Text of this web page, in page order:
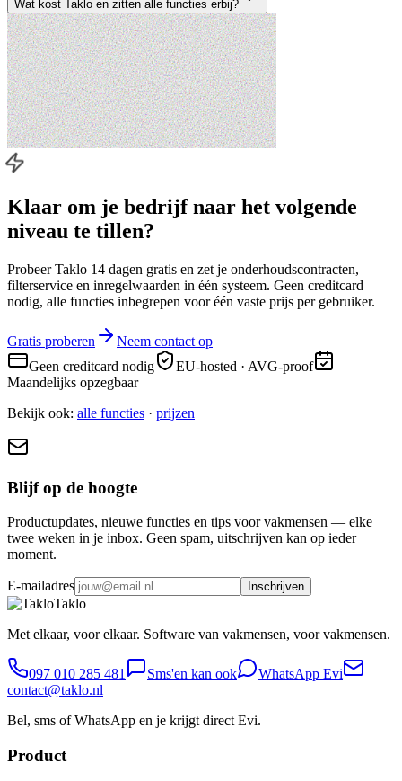
Wat kost Taklo en zitten alle functies erbij?
Klaar om je bedrijf naar het volgende
niveau te tillen?
Probeer Taklo 14 dagen gratis en zet je onderhoudscontracten,
filterservice en inregelwaarden in één systeem. Geen creditcard
nodig, alle functies inbegrepen voor één vaste prijs per gebruiker.
Gratis proberen
Neem contact op
Geen creditcard nodig
EU-hosted · AVG-proof
Maandelijks opzegbaar
Bekijk ook: alle functies · prijzen
Blijf op de hoogte
Productupdates, nieuwe functies en tips voor vakmensen — elke
twee weken in je inbox. Geen spam, uitschrijven kan op ieder
moment.
E-mailadres Inschrijven
Taklo
Met elkaar, voor elkaar. Software van vakmensen, voor vakmensen.
097 010 285 481 Sms'en kan ook
WhatsApp Evi
contact@taklo.nl
Bel, sms of WhatsApp en je krijgt direct Evi.
Product